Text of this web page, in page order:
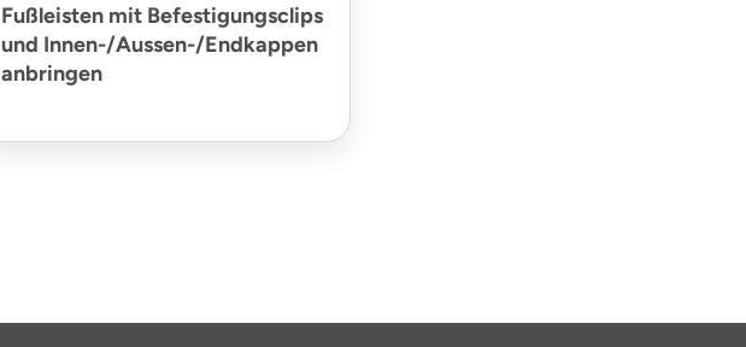
Fußleisten mit Befestigungsclips
und Innen-/Aussen-/Endkappen
anbringen